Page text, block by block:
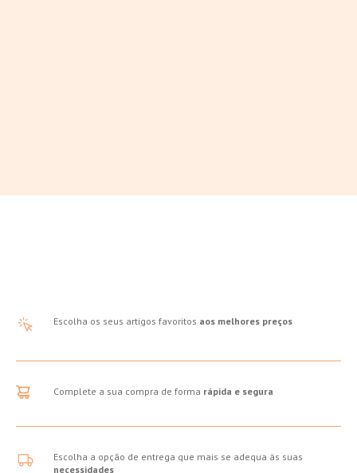
Escolha os seus artigos favoritos aos melhores preços
Complete a sua compra de forma rápida e segura
Escolha a opção de entrega que mais se adequa às suas
necessidades